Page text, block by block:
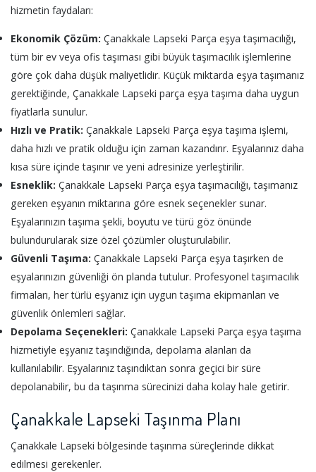
hizmetin faydaları:
Ekonomik Çözüm: Çanakkale Lapseki Parça eşya taşımacılığı,
tüm bir ev veya ofis taşıması gibi büyük taşımacılık işlemlerine
göre çok daha düşük maliyetlidir. Küçük miktarda eşya taşımanız
gerektiğinde, Çanakkale Lapseki parça eşya taşıma daha uygun
fiyatlarla sunulur.
Hızlı ve Pratik: Çanakkale Lapseki Parça eşya taşıma işlemi,
daha hızlı ve pratik olduğu için zaman kazandırır. Eşyalarınız daha
kısa süre içinde taşınır ve yeni adresinize yerleştirilir.
Esneklik: Çanakkale Lapseki Parça eşya taşımacılığı, taşımanız
gereken eşyanın miktarına göre esnek seçenekler sunar.
Eşyalarınızın taşıma şekli, boyutu ve türü göz önünde
bulundurularak size özel çözümler oluşturulabilir.
Güvenli Taşıma: Çanakkale Lapseki Parça eşya taşırken de
eşyalarınızın güvenliği ön planda tutulur. Profesyonel taşımacılık
firmaları, her türlü eşyanız için uygun taşıma ekipmanları ve
güvenlik önlemleri sağlar.
Depolama Seçenekleri: Çanakkale Lapseki Parça eşya taşıma
hizmetiyle eşyanız taşındığında, depolama alanları da
kullanılabilir. Eşyalarınız taşındıktan sonra geçici bir süre
depolanabilir, bu da taşınma sürecinizi daha kolay hale getirir.
Çanakkale Lapseki Taşınma Planı
Çanakkale Lapseki bölgesinde taşınma süreçlerinde dikkat
edilmesi gerekenler.